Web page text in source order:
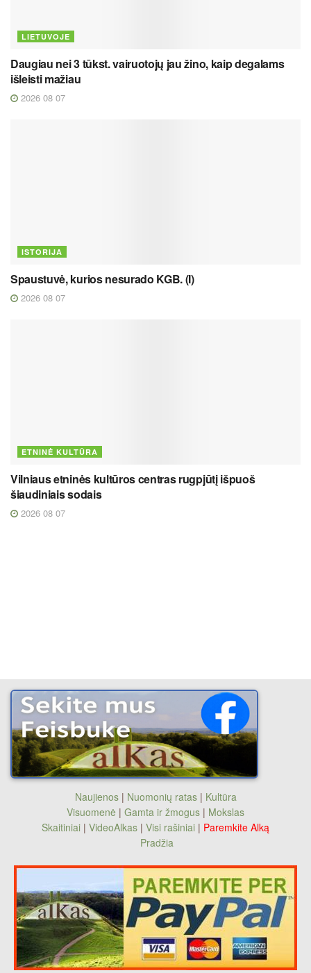
LIETUVOJE
Daugiau nei 3 tūkst. vairuotojų jau žino, kaip degalams
išleisti mažiau
2026 08 07
ISTORIJA
Spaustuvė, kurios nesurado KGB. (I)
2026 08 07
ETNINĖ KULTŪRA
Vilniaus etninės kultūros centras rugpjūtį išpuoš
šiaudiniais sodais
2026 08 07
Naujienos| Nuomonių ratas| Kultūra
Visuomenė | Gamta ir žmogus | Mokslas
Skaitiniai | VideoAlkas | Visi rašiniai | Paremkite Alką
Pradžia